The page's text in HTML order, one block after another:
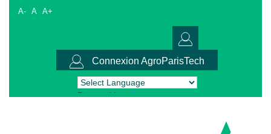
A- A A+
Connexion AgroParisTech
Powered by Translate